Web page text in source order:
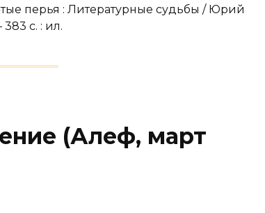
перья : Литературные судьбы / Юрий
с. : ил.
(Алеф, март